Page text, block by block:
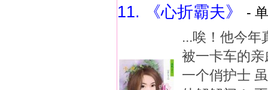
11. 《心折霸夫》
-
...唉！他今年
被一卡车的
一个俏护士